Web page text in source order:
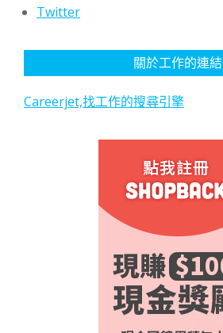
Twitter
關於工作的連結
Careerjet,找工作的搜尋引擎